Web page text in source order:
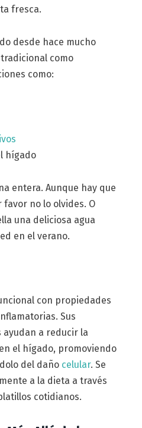
fresca.
desde hace mucho
como
como:
hígado
entera. Aunque hay que
no lo olvides. O
una deliciosa agua
en el verano.
con propiedades
Sus
ayudan a reducir la
el hígado, promoviendo
del daño celular. Se
a la dieta a través
cotidianos.